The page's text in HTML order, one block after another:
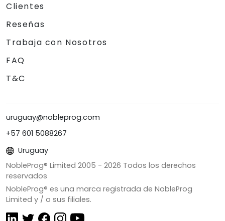
Clientes
Reseñas
Trabaja con Nosotros
FAQ
T&C
uruguay@nobleprog.com
+57 601 5088267
Uruguay
NobleProg® Limited 2005 - 2026 Todos los derechos
reservados
NobleProg® es una marca registrada de NobleProg
Limited y / o sus filiales.